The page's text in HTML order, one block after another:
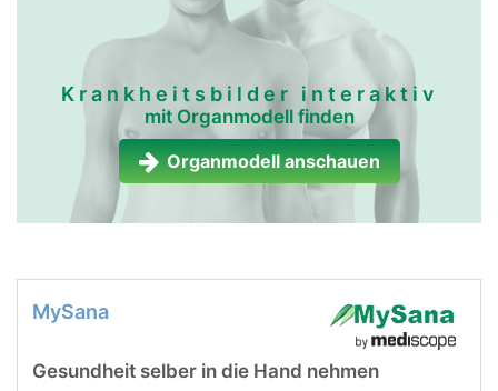
Krankheitsbilder interaktiv
mit Organmodell finden
Organmodell anschauen
MySana
Gesundheit selber in die Hand nehmen